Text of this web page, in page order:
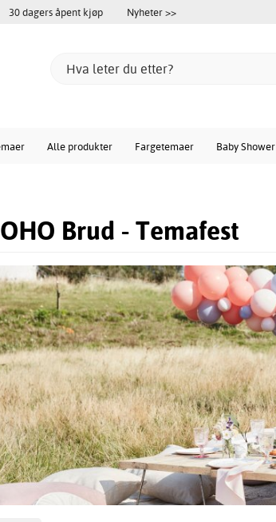
30 dagers åpent kjøp Nyheter >>
Alle produkter Fargetemaer Baby Shower
Brud - Temafest